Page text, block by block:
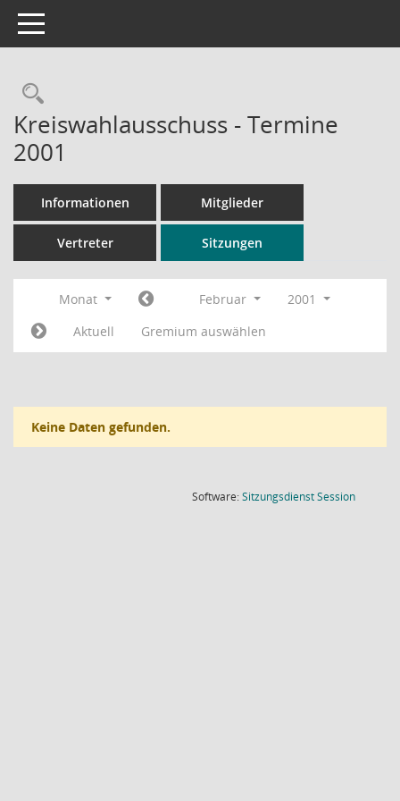
Toggle navigation
Rechercheauswahl
Kreiswahlausschuss - Termine
2001
Informationen Mitglieder
Vertreter Sitzungen
Monat Februar
2001
Aktuell
Gremium auswählen
Keine Daten gefunden.
Software:SitzungsdienstSession(Wird in